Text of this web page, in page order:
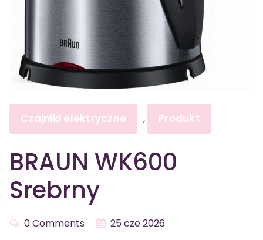
Czajniki elektryczne , Produkt
BRAUN WK600
Srebrny
0 Comments 25 cze 2026